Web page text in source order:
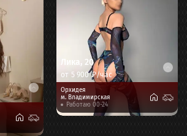
Лика, 20
от 5 900₽/час
Орхидея
м. Владимирская
Работаю 00-24